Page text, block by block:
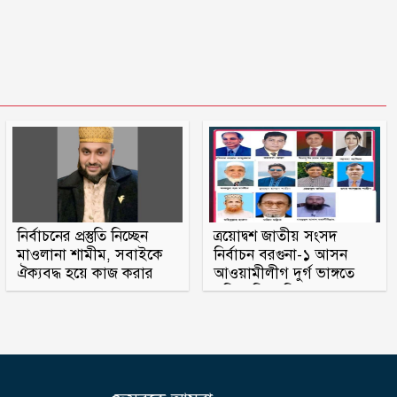
নির্বাচনের প্রস্তুতি নিচ্ছেন
মাওলানা শামীম, সবাইকে
ঐক্যবদ্ধ হয়ে কাজ করার
অহব্বান জানান
ত্রয়োদ্বশ জাতীয় সংসদ
নির্বাচন বরগুনা-১ আসন
আওয়ামীলীগ দুর্গ ভাঙ্গতে
মরিয়া বিএনপি ও জামায়াত